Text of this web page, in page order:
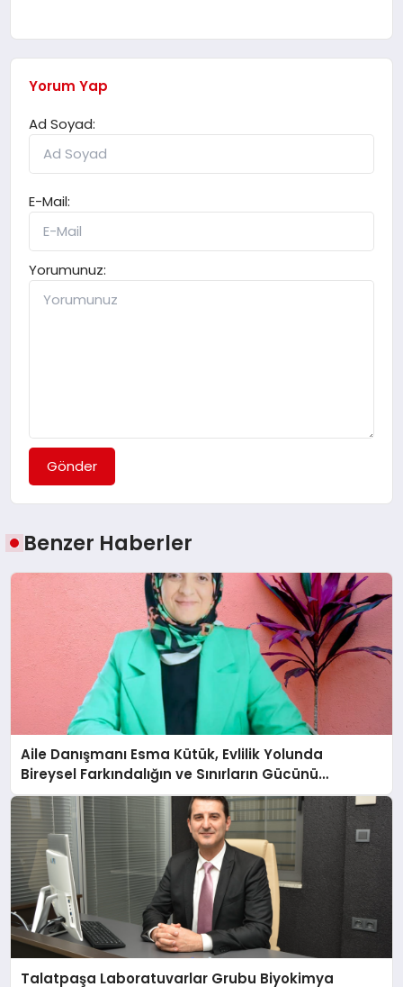
Yorum Yap
Ad Soyad:
E-Mail:
Yorumunuz:
Gönder
Benzer Haberler
Aile Danışmanı Esma Kütük, Evlilik Yolunda
Bireysel Farkındalığın ve Sınırların Gücünü
Anlatıyor
Talatpaşa Laboratuvarlar Grubu Biyokimya